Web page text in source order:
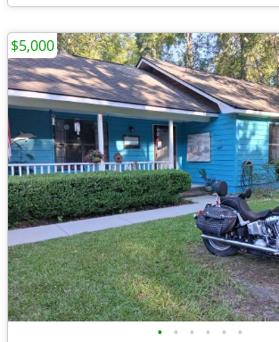
• • • • • •
$5,000